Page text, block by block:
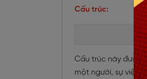
Cấu trúc:
Cấu trúc này được
một người, sự việc